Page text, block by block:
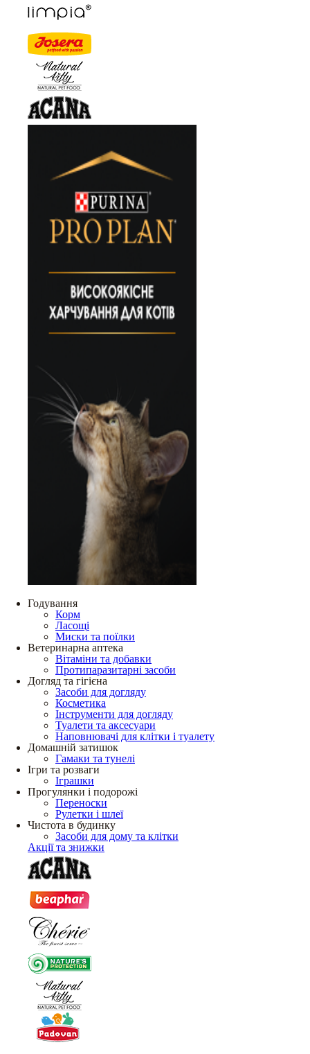
Годування
Корм
Ласощі
Миски та поїлки
Ветеринарна аптека
Вітаміни та добавки
Протипаразитарні засоби
Догляд та гігієна
Засоби для догляду
Косметика
Інструменти для догляду
Туалети та аксесуари
Наповнювачі для клітки і туалету
Домашній затишок
Гамаки та тунелі
Ігри та розваги
Іграшки
Прогулянки і подорожі
Переноски
Рулетки і шлеї
Чистота в будинку
Засоби для дому та клітки
Акції та знижки